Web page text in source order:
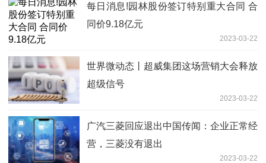
每日消息!园林股份签订特别重大合同 合
同价9.18亿元
2023-03-22
世界微动态丨超威集团这场营销大会释放
超级信号
2023-03-22
广汽三菱回应退出中国传闻：企业正常经
营，三菱没有退出
2023-03-22